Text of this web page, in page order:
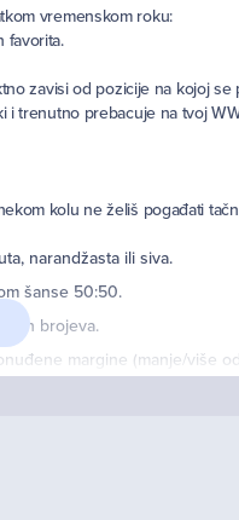
vremenskom roku:
favorita.
zavisi od pozicije na kojoj
i trenutno prebacuje na tvoj
kolu ne želiš pogađati
narandžasta ili siva.
šanse 50:50.
brojeva.
margine (manje/više od
za igrače koji ciljaju velike